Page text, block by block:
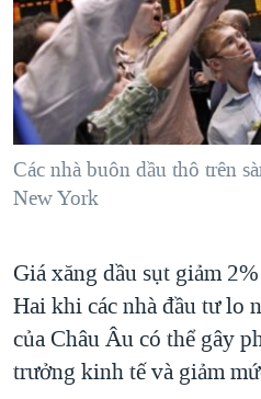
"Tìm"NGƯỜI VIỆT HẢI NGOẠI
ĐỜI SỐNG
KINH TẾ
KHOA HỌC
SỨC KHOẺ
THỂ THAO
GIÁO DỤC
TẠI
HÀNH TRÌNH BẦU CỬ 2024
MỘT NĂM CHIẾN TRANH TẠI
GIẢI MÃ VÀNH ĐAI & CON
NGÀY TỊ NẠN THẾ GIỚI
TRỊNH VĨNH BÌNH - NGƯỜI
CHI PHÍ CHIẾN TRANH
CÁC GIÁ TRỊ CỘNG HÒA Ở
THƯỢNG ĐỈNH TRUMP-KIM
VIDEO
NGHE
MẠNG XÃ HỘI
Các nhà buôn dầu thô trên
New York
Giá xăng dầu sụt giảm
Hai khi các nhà đầu tư lo
của Châu Âu có thể gây
trưởng kinh tế và giảm